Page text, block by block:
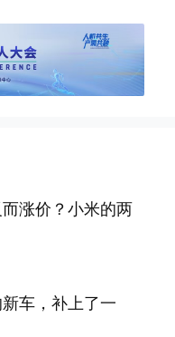
涨价？小米的两
车，补上了一